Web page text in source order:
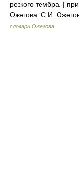
резкого тембра. |
Ожегова. С.И.
словарь Ожегова